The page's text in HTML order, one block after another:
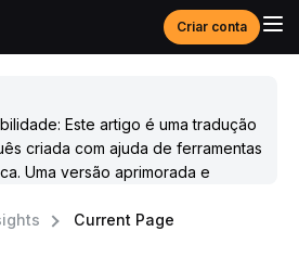
Criar conta
Este artigo é uma tradução
criada com ajuda de ferramentas
Uma versão aprimorada e
Current Page